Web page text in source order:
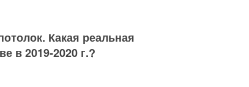
Какая реальная
в 2019-2020 г.?